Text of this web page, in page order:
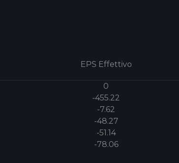
EPS Effettivo
0
-455.22
-7.62
-48.27
-51.14
-78.06